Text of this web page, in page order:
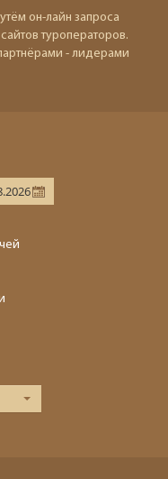
он-лайн запроса
туроператоров.
- лидерами